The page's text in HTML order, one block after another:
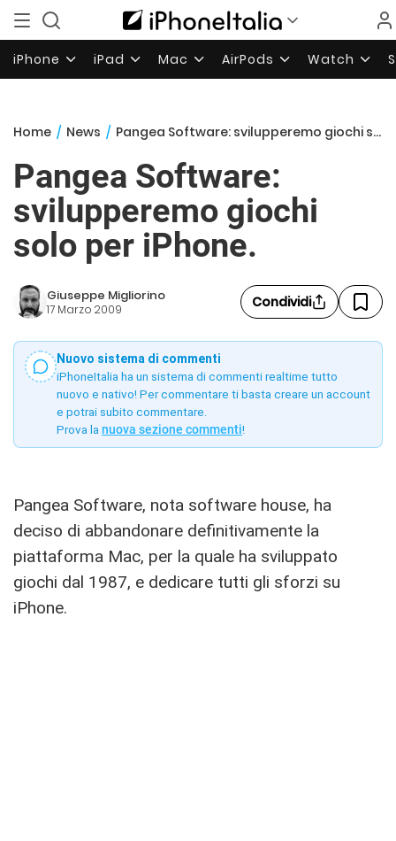
iPhone iPad Mac AirPods Watch
Home / News / Pangea Software: svilupperemo giochi solo per iPhone.
Pangea Software:
svilupperemo giochi
solo per iPhone.
Giuseppe Migliorino
17 Marzo 2009 Condividi
Nuovo sistema di commenti
iPhoneItalia ha un sistema di commenti realtime tutto
nuovo e nativo! Per commentare ti basta creare un account
e potrai subito commentare.
Prova la nuova sezione commenti!
Pangea Software, nota software house, ha
deciso di abbandonare definitivamente la
piattaforma Mac, per la quale ha sviluppato
giochi dal 1987, e dedicare tutti gli sforzi su
iPhone.